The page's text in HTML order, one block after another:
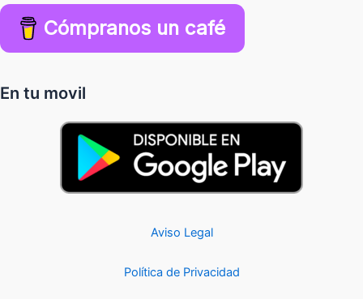
Cómpranos un café
En tu movil
Aviso Legal
Política de Privacidad